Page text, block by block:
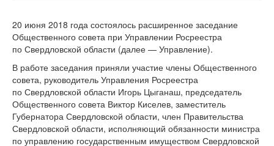
20 июня 2018 года состоялось расширенное заседание
Общественного совета при Управлении Росреестра
по Свердловской области (далее — Управление).
В работе заседания приняли участие члены Общественного
совета, руководитель Управления Росреестра
по Свердловской области Игорь Цыганаш, председатель
Общественного совета Виктор Киселев, заместитель
Губернатора Свердловской области, член Правительства
Свердловской области, исполняющий обязанности министра
по управлению государственным имуществом Свердловской